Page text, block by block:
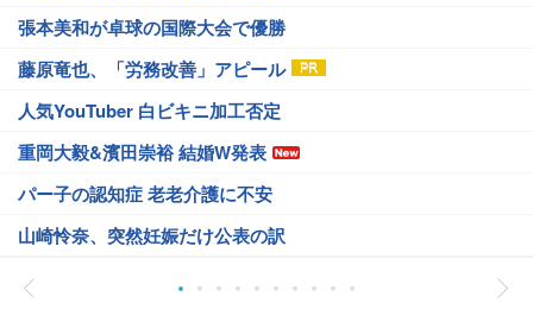
張本美和が卓球の国際大会で優勝
藤原竜也、「労務改善」アピール
人気YouTuber 白ビキニ加工否定
重岡大毅&濱田崇裕 結婚W発表
パー子の認知症 老老介護に不安
山崎怜奈、突然妊娠だけ公表の訳